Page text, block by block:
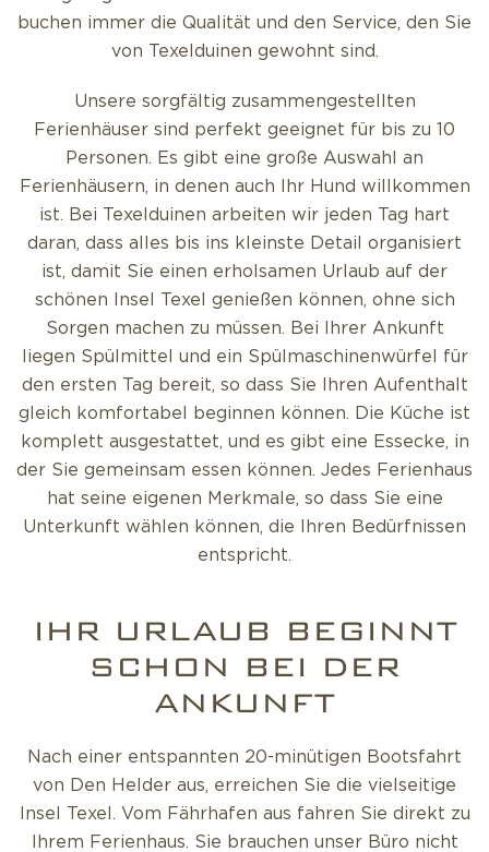
buchen immer die Qualität und den Service, den Sie
von Texelduinen gewohnt sind.
Unsere sorgfältig zusammengestellten
Ferienhäuser sind perfekt geeignet für bis zu 10
Personen. Es gibt eine große Auswahl an
Ferienhäusern, in denen auch Ihr Hund willkommen
ist. Bei Texelduinen arbeiten wir jeden Tag hart
daran, dass alles bis ins kleinste Detail organisiert
ist, damit Sie einen erholsamen Urlaub auf der
schönen Insel Texel genießen können, ohne sich
Sorgen machen zu müssen. Bei Ihrer Ankunft
liegen Spülmittel und ein Spülmaschinenwürfel für
den ersten Tag bereit, so dass Sie Ihren Aufenthalt
gleich komfortabel beginnen können. Die Küche ist
komplett ausgestattet, und es gibt eine Essecke, in
der Sie gemeinsam essen können. Jedes Ferienhaus
hat seine eigenen Merkmale, so dass Sie eine
Unterkunft wählen können, die Ihren Bedürfnissen
entspricht.
IHR URLAUB BEGINNT
SCHON BEI DER
ANKUNFT
Nach einer entspannten 20-minütigen Bootsfahrt
von Den Helder aus, erreichen Sie die vielseitige
Insel Texel. Vom Fährhafen aus fahren Sie direkt zu
Ihrem Ferienhaus. Sie brauchen unser Büro nicht